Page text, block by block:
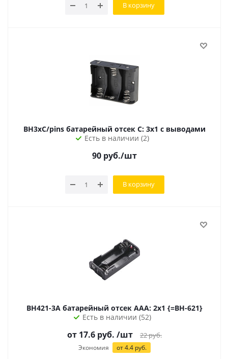
В корзину
BH3xC/pins батарейный отсек C: 3х1 с выводами
Есть в наличии (2)
90 руб./шт
В корзину
BH421-3A батарейный отсек AAА: 2х1 {=BH-621}
Есть в наличии (52)
от 17.6 руб. /шт 22руб.
Экономия от 4.4 руб.